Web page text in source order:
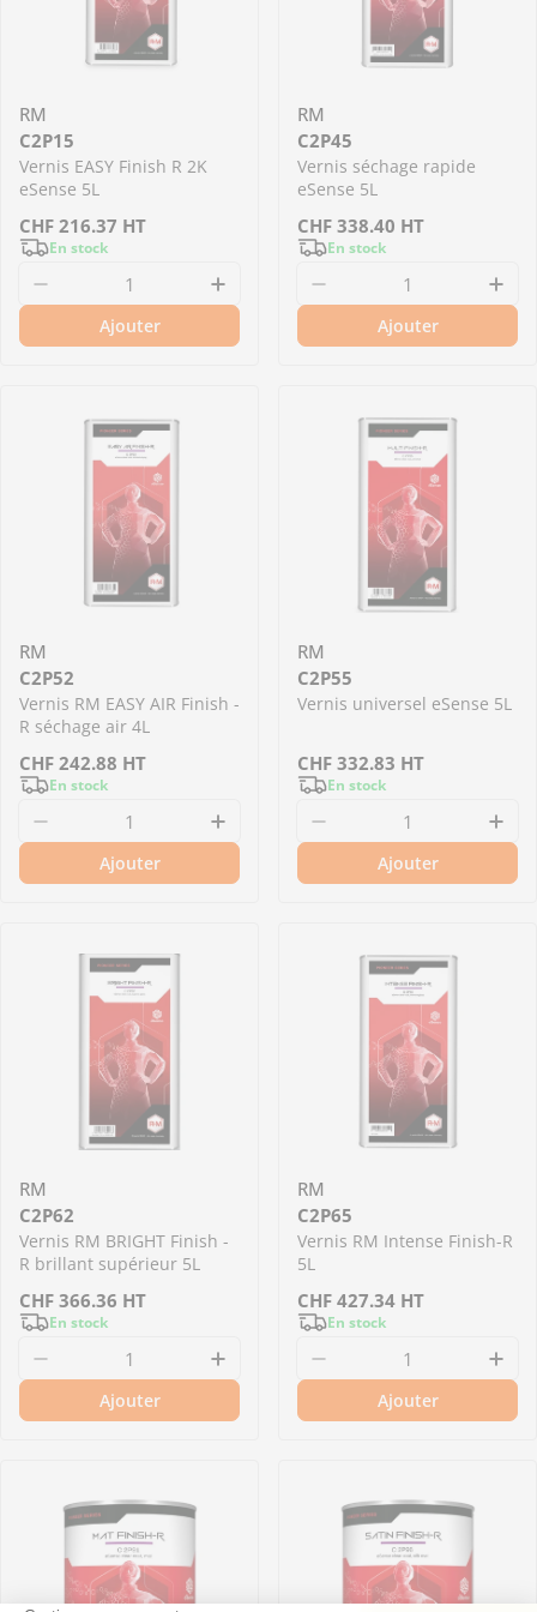
RM
C2P15
Vernis EASY Finish R 2K
eSense 5L
Prix
régulier
CHF 216.37 HT
En stock
Diminuer la quantité pour C2P15 - Vernis
Augmenter la quantité pour
Ajouter
RM
C2P45
Vernis séchage rapide
eSense 5L
Prix
régulier
CHF 338.40 HT
En stock
Diminuer la
Ajouter
RM
C2P52
Vernis RM EASY AIR Finish -
R séchage air 4L
Prix
régulier
CHF 242.88 HT
En stock
Ajouter
RM
C2P55
Vernis universel eSense 5L
Prix
régulier
CHF 332.83 HT
En stock
Diminuer la
Ajouter
RM
C2P62
Vernis RM BRIGHT Finish -
R brillant supérieur 5L
Prix
régulier
CHF 366.36 HT
En stock
Diminuer la quantité pour C2P62 - Vernis RM
Augmenter la quantité pour
Ajouter
RM
C2P65
Vernis RM Intense Finish-R
5L
Prix
régulier
CHF 427.34 HT
En stock
Ajouter